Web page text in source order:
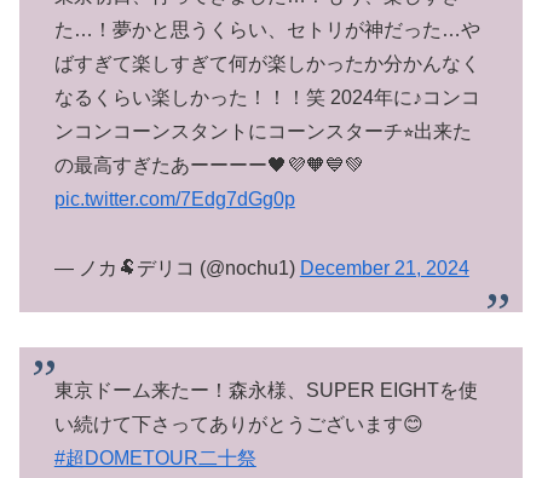
た…！夢かと思うくらい、セトリが神だった…や
ばすぎて楽しすぎて何が楽しかったか分かんなく
なるくらい楽しかった！！！笑 2024年に♪コンコ
ンコンコーンスタントにコーンスターチ⭐︎出来た
の最高すぎたあーーーー🖤💜🧡💙💚
pic.twitter.com/7Edg7dGg0p
— ノカ🐏デリコ (@nochu1) December 21, 2024
東京ドーム来たー！森永様、SUPER EIGHTを使
い続けて下さってありがとうございます😊
#超DOMETOUR二十祭